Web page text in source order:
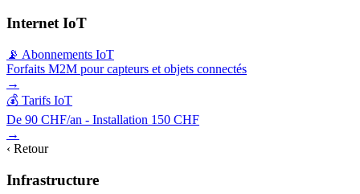
Internet IoT
📡 Abonnements IoT
Forfaits M2M pour capteurs et objets connectés
→
💰 Tarifs IoT
De 90 CHF/an - Installation 150 CHF
→
‹ Retour
Infrastructure